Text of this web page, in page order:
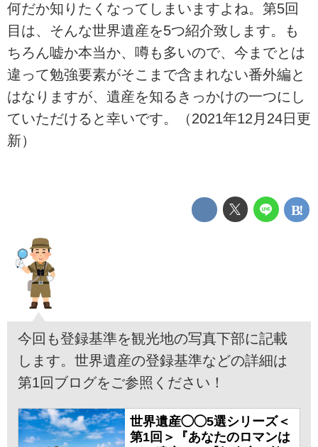
何だか知りたくなってしまいますよね。第5回
目は、そんな世界遺産を5つ紹介致します。も
ちろん嘘か本当か、噂も多いので、今までとは
違って勉強要素がそこまで含まれない番外編と
はなりますが、遺産を知るきっかけの一つにし
ていただけると幸いです。（2021年12月24日更
新）
今回も登録基準を観光地の写真下部に記載
します。世界遺産の登録基準などの詳細は
第1回ブログをご参照ください！
世界遺産◯◯5選シリーズ＜
第1回＞『あなたのロマンは